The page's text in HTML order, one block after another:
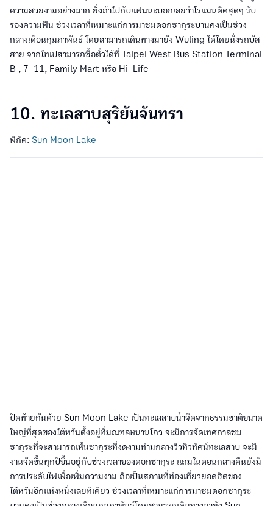
ความสวยงามอย่างมาก ยิ่งถ้าไปกับแฟนนะบอกเลยว่าโรแมนติคสุดๆ รับ
รองความฟิน ช่วงเวลาที่เหมาะแก่การมาชมดอกซากุระบานคงเป็นช่วง
กลางเดือนกุมภาพันธ์ โดยสามารถเดินทางมายัง Wuling ได้โดยนั่งรถบัส
สาย จากไทเปสามารถซื้อตั๋วได้ที่ Taipei West Bus Station Terminal
B , 7-11, Family Mart หรือ Hi-Life
10. ทะเลสาบสุริยันจันทรา
พิกัด: Sun Moon Lake
ปิดท้ายกันด้วย Sun Moon Lake เป็นทะเลสาบน้ำจืดจากธรรมชาติขนาด
ใหญ่ที่สุดของไต้หวันตั้งอยู่ที่มณฑลหนานโถว จะมีการจัดเทศกาลชม
ซากุระที่จะสามารถเห็นซากุระที่งดงามท่ามกลางวิวทิวทัศน์ทะเลสาบ จะมี
งานจัดขึ้นทุกปีขึ้นอยู่กับช่วงเวลาของดอกซากุระ แถมในตอนกลางคืนยังมี
การประดับไฟเพื่อเพิ่มความงาม ถือเป็นสถานที่ท่องเที่ยวยอดฮิตของ
ไต้หวันอีกแห่งหนึ่งเลยทีเดียว ช่วงเวลาที่เหมาะแก่การมาชมดอกซากุระ